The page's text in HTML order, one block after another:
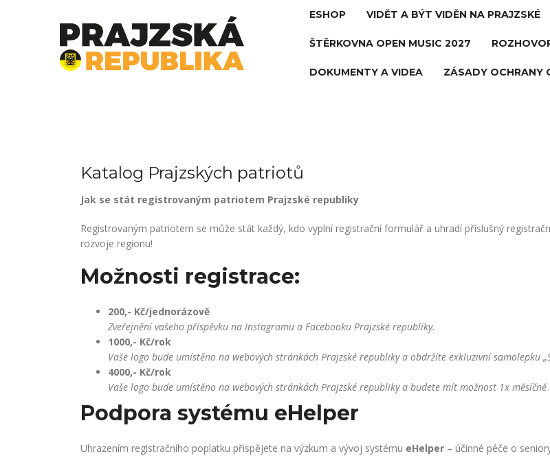
ESHOP VIDĚT A BÝT VIDĚN NA PRAJZSKÉ
ŠTĚRKOVNA OPEN MUSIC 2027
DOKUMENTY A VIDEA ZÁSADY OCHRANY
Katalog Prajzských patriotů
Jak se stát registrovaným patriotem Prajzské republiky
Registrovaným patriotem se může stát každý, kdo vyplní registrační formulář a uhradí příslušný
rozvoje regionu!
Možnosti registrace:
200,- Kč/jednorázově
Zveřejnění vašeho příspěvku na Instagramu a Facebooku Prajzské republiky.
1000,- Kč/rok
Vaše logo bude umístěno na webových stránkách Prajzské republiky a obdržíte exkluzivní samolepku
4000,- Kč/rok
Vaše logo bude umístěno na webových stránkách Prajzské republiky a budete mít možnost 1x
Podpora systému eHelper
Uhrazením registračního poplatku přispějete na výzkum a vývoj systému eHelper – účinné péče o